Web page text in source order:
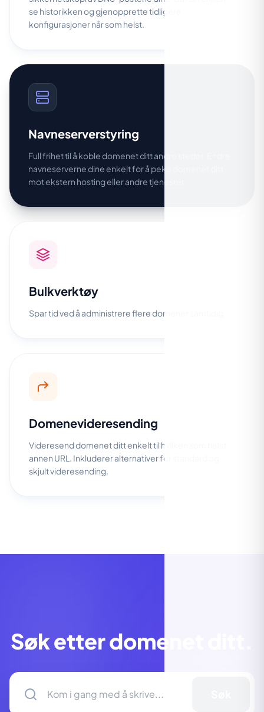
se historikken og gjenopprette tidligere
konfigurasjoner når som helst.
Navneserverstyring
Full frihet til å koble domenet ditt andre steder. Endre
navneserverne dine enkelt for å peke domenet ditt
mot ekstern hosting eller andre tjenester.
Bulkverktøy
Spar tid ved å administrere flere domener samtidig.
Domenevideresending
Videresend domenet ditt enkelt til hvilken som helst
annen URL. Inkluderer alternativer for standard og
skjult videresending.
Søk etter domenet ditt.